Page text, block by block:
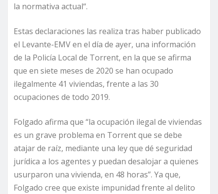
la normativa actual“.
Estas declaraciones las realiza tras haber publicado
el Levante-EMV en el día de ayer, una información
de la Policía Local de Torrent, en la que se afirma
que en siete meses de 2020 se han ocupado
ilegalmente 41 viviendas, frente a las 30
ocupaciones de todo 2019.
Folgado afirma que “la ocupación ilegal de viviendas
es un grave problema en Torrent que se debe
atajar de raíz, mediante una ley que dé seguridad
jurídica a los agentes y puedan desalojar a quienes
usurparon una vivienda, en 48 horas”. Ya que,
Folgado cree que existe impunidad frente al delito